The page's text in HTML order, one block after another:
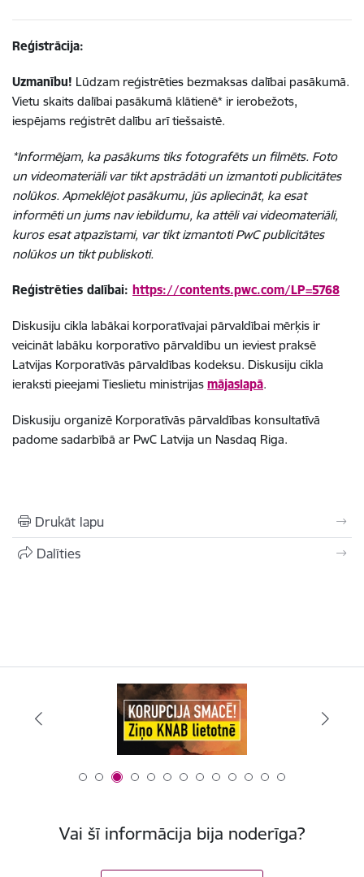
Reģistrācija:
Uzmanību! Lūdzam reģistrēties bezmaksas dalībai pasākumā.
Vietu skaits dalībai pasākumā klātienē* ir ierobežots,
iespējams reģistrēt dalību arī tiešsaistē.
*Informējam, ka pasākums tiks fotografēts un filmēts. Foto
un videomateriāli var tikt apstrādāti un izmantoti publicitātes
nolūkos. Apmeklējot pasākumu, jūs apliecināt, ka esat
informēti un jums nav iebildumu, ka attēli vai videomateriāli,
kuros esat atpazīstami, var tikt izmantoti PwC publicitātes
nolūkos un tikt publiskoti.
Reģistrēties dalībai: https://contents.pwc.com/LP=5768
Diskusiju cikla labākai korporatīvajai pārvaldībai mērķis ir
veicināt labāku korporatīvo pārvaldību un ieviest praksē
Latvijas Korporatīvās pārvaldības kodeksu. Diskusiju cikla
ieraksti pieejami Tieslietu ministrijas mājaslapā.
Diskusiju organizē Korporatīvās pārvaldības konsultatīvā
padome sadarbībā ar PwC Latvija un Nasdaq Riga.
Drukāt lapu
Dalīties
Vai šī informācija bija noderīga?